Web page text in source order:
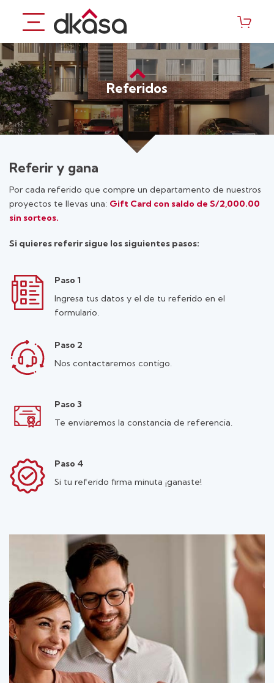
contenido
Referidos
Referir y gana
Por cada referido que compre un departamento de nuestros
proyectos te llevas una: Gift Card con saldo de S/2,000.00
sin sorteos.
Si quieres referir sigue los siguientes pasos:
Paso 1
Ingresa tus datos y el de tu referido en el
formulario.
Paso 2
Nos contactaremos contigo.
Paso 3
Te enviaremos la constancia de referencia.
Paso 4
Si tu referido firma minuta ¡ganaste!